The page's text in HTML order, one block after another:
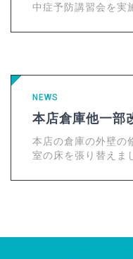
中症予防講習会を実
NEWS
本店倉庫他一部
本店の倉庫の外壁の
室の床を張り替えま